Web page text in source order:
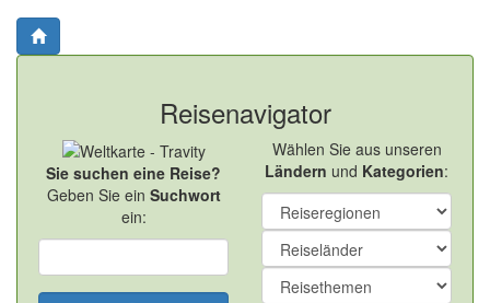
Reisenavigator
Sie suchen eine Reise?
Geben Sie ein Suchwort
ein:
Wählen Sie aus unseren
Ländern und Kategorien: